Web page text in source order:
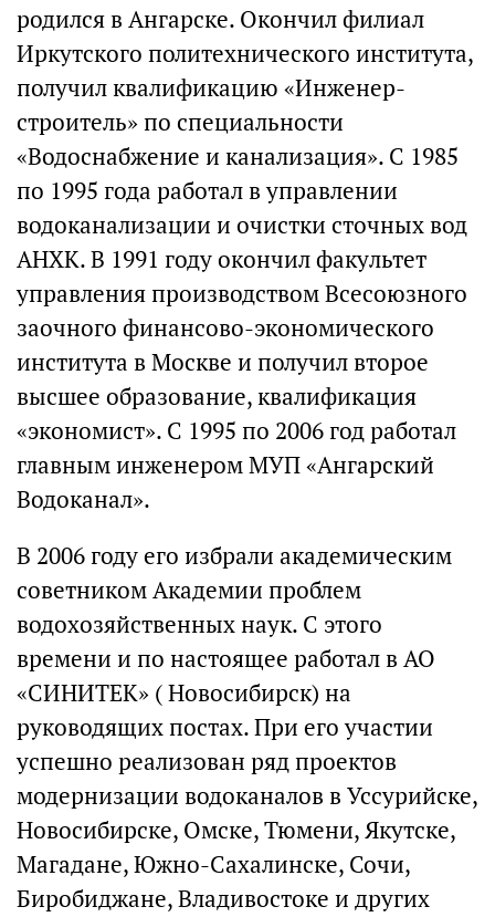
родился в Ангарске. Окончил филиал
Иркутского политехнического института,
получил квалификацию «Инженер-
строитель» по специальности
«Водоснабжение и канализация». С 1985
по 1995 года работал в управлении
водоканализации и очистки сточных вод
АНХК. В 1991 году окончил факультет
управления производством Всесоюзного
заочного финансово-экономического
института в Москве и получил второе
высшее образование, квалификация
«экономист». С 1995 по 2006 год работал
главным инженером МУП «Ангарский
Водоканал».
В 2006 году его избрали академическим
советником Академии проблем
водохозяйственных наук. С этого
времени и по настоящее работал в АО
«СИНИТЕК» ( Новосибирск) на
руководящих постах. При его участии
успешно реализован ряд проектов
модернизации водоканалов в Уссурийске,
Новосибирске, Омске, Тюмени, Якутске,
Магадане, Южно-Сахалинске, Сочи,
Биробиджане, Владивостоке и других